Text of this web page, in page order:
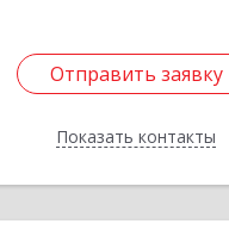
Отправить заявку
Показать контакты
Отправить заявку
Назад